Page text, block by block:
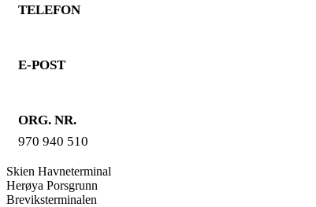
TELEFON
E-POST
ORG. NR.
970 940 510
Skien Havneterminal
Herøya Porsgrunn
Breviksterminalen